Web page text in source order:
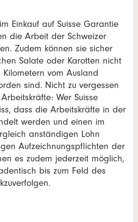
Einkauf auf Suisse Garantie
die Arbeit der Schweizer
Zudem können sie sicher
Salate oder Karotten nicht
vom Ausland
sind. Nicht zu vergessen
Wer Suisse
dass die Arbeitskräfte in der
werden und einen im
anständigen Lohn
Aufzeichnungspflichten der
es zudem jederzeit möglich,
bis zum Feld des